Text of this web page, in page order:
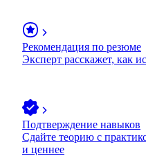
Рекомендация по резюме
Эксперт расскажет, как
Подтверждение навыков
Сдайте теорию с
и ценнее